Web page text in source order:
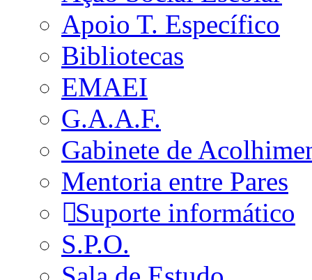
Apoio T. Específico
Bibliotecas
EMAEI
G.A.A.F.
Gabinete de
Mentoria entre Pares
Suporte informático
S.P.O.